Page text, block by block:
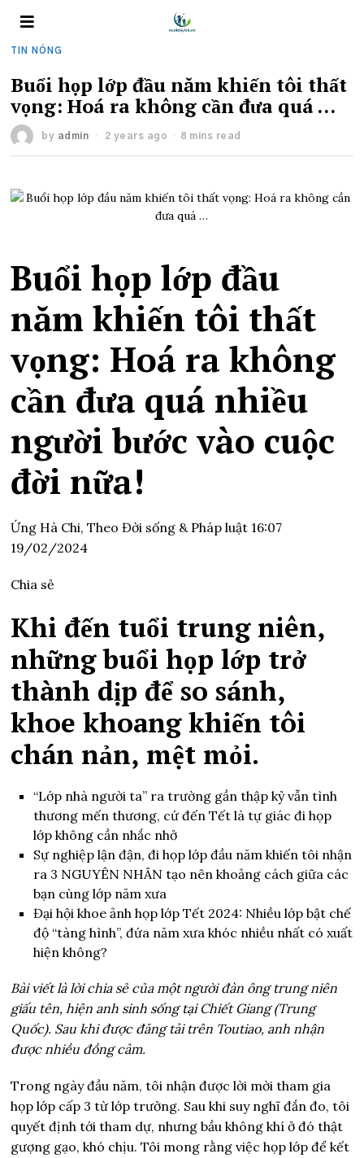
TIN NÓNG
Buổi họp lớp đầu năm khiến tôi thất
vọng: Hoá ra không cần đưa quá …
by admin 2 years ago 8 mins read
Buổi họp lớp đầu
năm khiến tôi thất
vọng: Hoá ra không
cần đưa quá nhiều
người bước vào cuộc
đời nữa!
Ứng Hà Chi,Theo Đời sống & Pháp luật 16:07
19/02/2024
Chia sẻ
Khi đến tuổi trung niên,
những buổi họp lớp trở
thành dịp để so sánh,
khoe khoang khiến tôi
chán nản, mệt mỏi.
“Lớp nhà người ta” ra trường gần thập kỷ vẫn tình
thương mến thương, cứ đến Tết là tự giác đi họp
lớp không cần nhắc nhở
Sự nghiệp lận đận, đi họp lớp đầu năm khiến tôi nhận
ra 3 NGUYÊN NHÂN tạo nên khoảng cách giữa các
bạn cùng lớp năm xưa
Đại hội khoe ảnh họp lớp Tết 2024: Nhiều lớp bật chế
độ “tàng hình”, đứa năm xưa khóc nhiều nhất có xuất
hiện không?
Bài viết là lời chia sẻ của một người đàn ông trung niên
giấu tên, hiện anh sinh sống tại Chiết Giang (Trung
Quốc). Sau khi được đăng tải trên Toutiao, anh nhận
được nhiều đồng cảm.
Trong ngày đầu năm, tôi nhận được lời mời tham gia
họp lớp cấp 3 từ lớp trưởng. Sau khi suy nghĩ đắn đo, tôi
quyết định tới tham dự, nhưng bầu không khí ở đó thật
gượng gạo, khó chịu. Tôi mong rằng việc họp lớp để kết